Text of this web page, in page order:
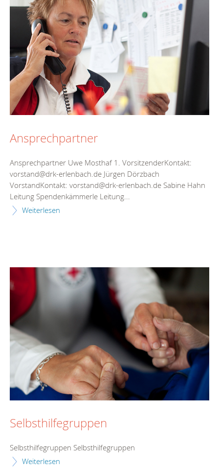
Ansprechpartner
Ansprechpartner Uwe Mosthaf 1. VorsitzenderKontakt:
vorstand@drk-erlenbach.de Jürgen Dörzbach
VorstandKontakt: vorstand@drk-erlenbach.de Sabine Hahn
Leitung Spendenkämmerle Leitung...
Weiterlesen
Selbsthilfegruppen
Selbsthilfegruppen Selbsthilfegruppen
Weiterlesen